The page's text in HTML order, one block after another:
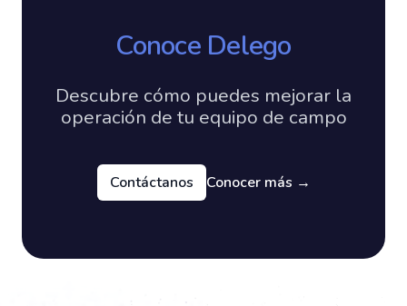
Conoce Delego
Descubre cómo puedes mejorar la
operación de tu equipo de campo
Contáctanos Conocer más →